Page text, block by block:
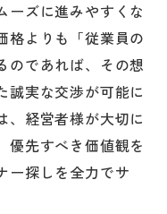
ーズに進みやすくな
格よりも「従業員の
のであれば、その想
誠実な交渉が可能に
、経営者様が大切に
優先すべき価値観を
ー探しを全力でサ